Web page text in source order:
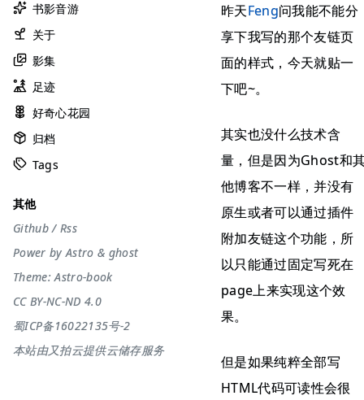
香草绿
自适应
书影音游
关于
影集
足迹
好奇心花园
归档
Tags
其他
Github/ Rss
Power byAstro & ghost
Theme:Astro-book
CC BY-NC-ND 4.0
蜀ICP备16022135号-2
本站由又拍云提供云储存服务
昨天Feng问我能不能分
享下我写的那个友链页
面的样式，今天就贴一
下吧~。
其实也没什么技术含
量，但是因为Ghost和
他博客不一样，并没有
原生或者可以通过插件
附加友链这个功能，所
以只能通过固定写死在
page上来实现这个效
果。
但是如果纯粹全部写
HTML代码可读性会很